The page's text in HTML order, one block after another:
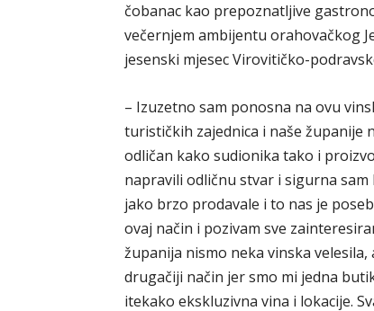
čobanac kao prepoznatljive
večernjem ambijentu orahovačkog
jesenski mjesec Virovitičko-
– Izuzetno sam ponosna na ovu
turističkih zajednica i naše županije
odličan kako sudionika tako i
napravili odličnu stvar i sigurna
jako brzo prodavale i to nas je
ovaj način i pozivam sve
županija nismo neka vinska
drugačiji način jer smo mi jedna
itekako ekskluzivna vina i lokacije.